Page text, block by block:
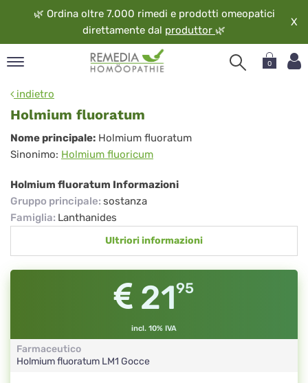
🌿 Ordina oltre 7.000 rimedi e prodotti omeopatici
direttamente dal produttor 🌿
X
0
indietro
Holmium fluoratum
Holmium
fluoratum
Nome principale: Holmium fluoratum
Sinonimo: Holmium fluoricum
Holmium fluoratum Informazioni
Gruppo principale: sostanza
Famiglia: Lanthanides
Ultriori informazioni
2195
incl. 10% IVA
Farmaceutico
Holmium fluoratum LM1 Gocce